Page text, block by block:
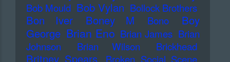
Bob Mould Bob Vylan Bollock Brothers
Bon Iver Boney M Bono
Boy
George Brian Eno Brian James Brian
Johnson
Brian Wilson Brickhead
Britney Spears Broken Social Scene